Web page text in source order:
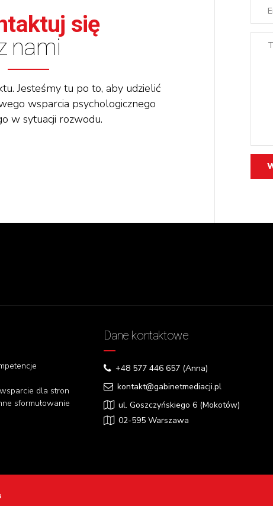
się
nami
Jesteśmy tu po to, aby udzielić
wsparcia psychologicznego
w sytuacji rozwodu.
dla stron
sformułowanie
Dane kontaktowe
+48 577 446 657 (Anna)
kontakt@gabinetmediacji.pl
ul. Goszczyńskiego 6 (Mokotów)
02-595 Warszawa